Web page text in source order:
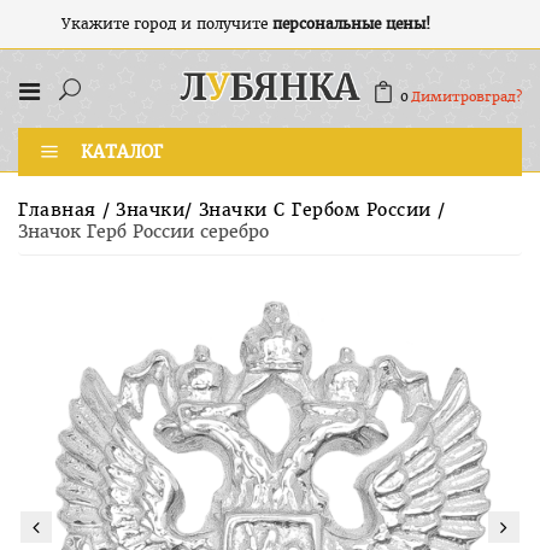
Укажите город и получите персональные цены!
Димитровград?
0
КАТАЛОГ
Главная / Значки/ Значки С Гербом России /
Значок Герб России серебро